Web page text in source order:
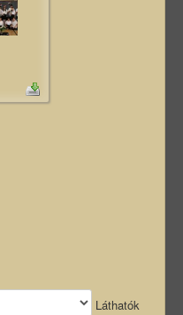
Láthatók